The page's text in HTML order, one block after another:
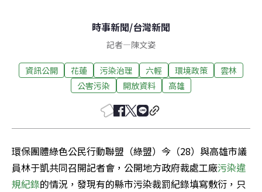
時事新聞/台灣新聞
記者—陳文姿
資訊公開 花蓮 污染治理 六輕 環境政策
雲林
公害污染
開放資料 高雄
環保團體綠色公民行動聯盟（綠盟）今（28）與高雄市議
員林于凱共同召開記者會，公開地方政府裁處工廠污染違
規紀錄的情況，發現有的縣市污染裁罰紀錄填寫敷衍，只